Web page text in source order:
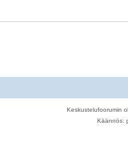
Keskustelufoorumin
Käännös: